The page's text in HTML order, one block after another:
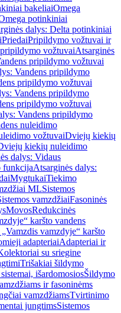
bakeliaiOmega
potinkiniai
dalys: Delta potinkiniai
PriedaiPripildymo vožtuvai ir
vožtuvaiAtsarginės
pripildymo vožtuvai
Vandens pripildymo
pripildymo vožtuvai
Vandens pripildymo
pripildymo vožtuvai
Vandens pripildymo
nuleidimo
vožtuvaiDviejų kiekių
kiekių nuleidimo
dalys: Vidaus
funkcijaAtsarginės dalys:
MygtukaiTiekimo
MLSistemos
vamzdžiaiFasoninės
MovosRedukcinės
karšto vandens
vamzdyje“ karšto
adapteriaiAdapteriai ir
su sriegine
Trišakiai šildymo
išardomosiosŠildymo
ir fasoninėms
vamzdžiamsTvirtinimo
jungtimsSistemos